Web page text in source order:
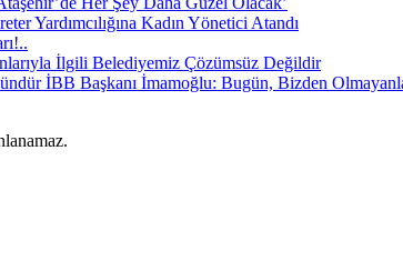
Yardımcılığına Kadın Yönetici Atandı
İlgili Belediyemiz Çözümsüz Değildir
İBB Başkanı İmamoğlu: Bugün, Bizden